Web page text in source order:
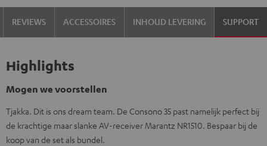
REVIEWS ACCESSOIRES INHOUD LEVERING SUPPORT
Highlights
Mogen we voorstellen
Tjakka. Dit is ons dream team. De Consono 35 past namelijk perfect bij
de krachtige maar slanke AV-receiver Marantz NR1510. Bespaar bij de
koop van de set als bundel.